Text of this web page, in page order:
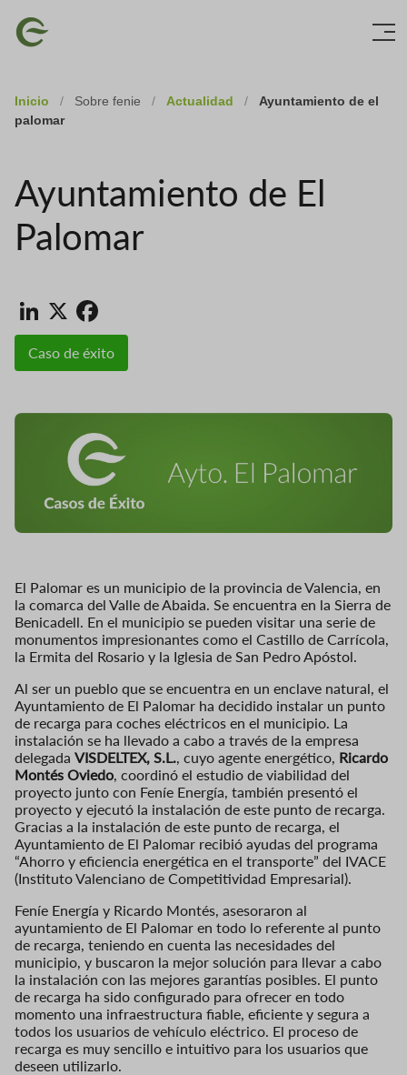
Imagen
Inicio / Sobre fenie / Actualidad /
Ayuntamiento de el
palomar
Ayuntamiento de El
Palomar
LinkedIn
X
Caso de éxito
El Palomar es un municipio de la provincia de Valencia, en
la comarca del Valle de Abaida. Se encuentra en la Sierra de
Benicadell. En el municipio se pueden visitar una serie de
monumentos impresionantes como el Castillo de Carrícola,
la Ermita del Rosario y la Iglesia de San Pedro Apóstol.
Al ser un pueblo que se encuentra en un enclave natural, el
Ayuntamiento de El Palomar ha decidido instalar un punto
de recarga para coches eléctricos en el municipio. La
instalación se ha llevado a cabo a través de la empresa
delegada VISDELTEX, S.L., cuyo agente energético, Ricardo
Montés Oviedo, coordinó el estudio de viabilidad del
proyecto junto con Feníe Energía, también presentó el
proyecto y ejecutó la instalación de este punto de recarga.
Gracias a la instalación de este punto de recarga, el
Ayuntamiento de El Palomar recibió ayudas del programa
“Ahorro y eficiencia energética en el transporte” del IVACE
(Instituto Valenciano de Competitividad Empresarial).
Feníe Energía y Ricardo Montés, asesoraron al
ayuntamiento de El Palomar en todo lo referente al punto
de recarga, teniendo en cuenta las necesidades del
municipio, y buscaron la mejor solución para llevar a cabo
la instalación con las mejores garantías posibles. El punto
de recarga ha sido configurado para ofrecer en todo
momento una infraestructura fiable, eficiente y segura a
todos los usuarios de vehículo eléctrico. El proceso de
recarga es muy sencillo e intuitivo para los usuarios que
deseen utilizarlo.